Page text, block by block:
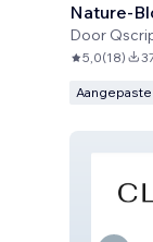
Nature-
Door
5,0(18)